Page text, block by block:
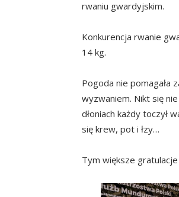
rwaniu gwardyjskim.
Konkurencja rwanie
14 kg.
Pogoda nie pomagała
wyzwaniem. Nikt się
dłoniach każdy toczył
się krew, pot i łzy…
Tym większe